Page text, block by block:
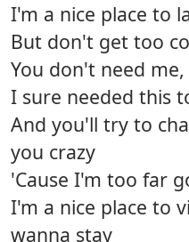
I'm a nice place to
But don't get too
You don't need
I sure needed this
And you'll try to
you crazy
'Cause I'm too far
I'm a nice place to
wanna stay